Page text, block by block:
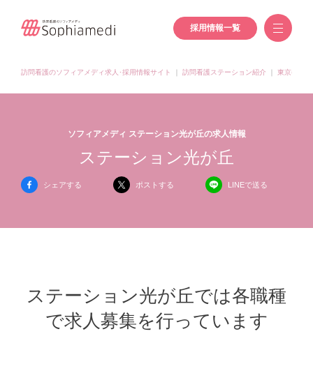
採用情報一覧
訪問看護のソフィアメディ求人･採用情報サイト 訪問看護ステーション紹介 東京都の
ソフィアメディ ステーション光が丘の求人情報
ステーション光が丘
シェアする ポストする LINEで送る
ステーション光が丘では各職種
で求人募集を行っています